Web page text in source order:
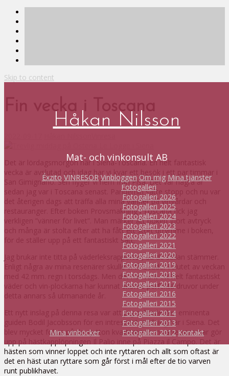
Skip to content
Håkan Nilsson
Mat- och vinkonsult AB
Éxzito VINRESOR Vinbloggen Om mig Mina tjänster
Mina vinböcker
Fotogalleri
Fotogalleri 2026
Fotogalleri 2025
Fotogalleri 2024
Fotogalleri 2023
Fotogalleri 2022
Fotogalleri 2021
Fotogalleri 2020
Fotogalleri 2019
Fotogalleri 2018
Fotogalleri 2017
Fotogalleri 2016
Fotogalleri 2015
Fotogalleri 2014
Fotogalleri 2013
Fotogalleri 2012 Kontakt
Fin vecka i Toscana
Det är lördagsmorgon här i Siena-Toscana. En helt fantastisk
vecka är avslutad och idag har vi kvar ett besök i ett par timmar i
San Gimignano. Sen flyger vi hem från Pisa. Det var några år
sedan jag var i Toscana senast. Pandemin satte stopp och nu var
det återigen dags att träffa alla mina vänner på vingårdar och
restauranger. Efter boken Provsmakning i Toscana fick jag
verkligen ”vänner för livet”. Man märker att boken gjort avtryck
och många är stolta efter att ha fått ett stort utrymme i boken,
för de ställer upp på ett fantastiskt sätt.
Jag brukar inte titta på väderleksrapporter, då de sällan stämmer.
Enligt några av mina resenärer skulle vi få oväder i slutet av veckan
med 42 mm. regn i torsdags. Men det har varit ett helt fantastiskt
väder och vin-plockarna har kunnat skörda perfekta druvor under
detta annars så utmanande år.
Ett nytt inslag på denna resa var att jag anlitade den eminenta
guiden Bodil Jacobsson för en intressant guidning här i Siena. Det
blev mycket fokus på de sjutton kvarteren som varje sommar gör
upp på hästkapplöpningen Il Palio inne på Piazza il Campo. Det är
hästen som vinner loppet och inte ryttaren och allt som oftast är
det en häst utan ryttare som går först i mål efter de tio varven
runt publikhavet.